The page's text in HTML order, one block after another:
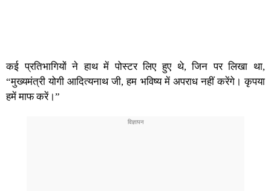
कई प्रतिभागियों ने हाथ में पोस्टर लिए हुए थे, जिन पर लिखा था,
“मुख्यमंत्री योगी आदित्यनाथ जी, हम भविष्य में अपराध नहीं करेंगे। कृपया
हमें माफ करें।”